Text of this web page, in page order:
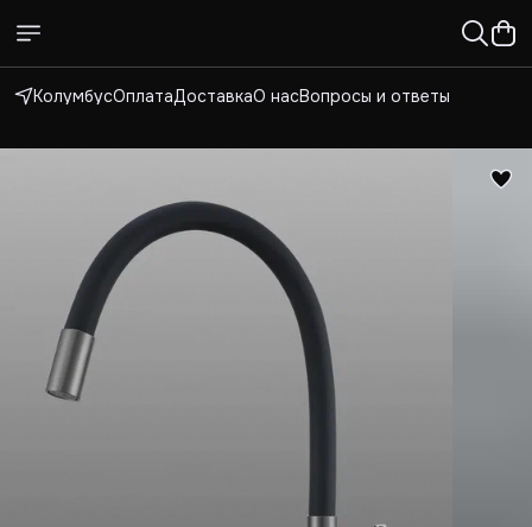
КолумбусОплатаДоставкаО насВопросы и ответы